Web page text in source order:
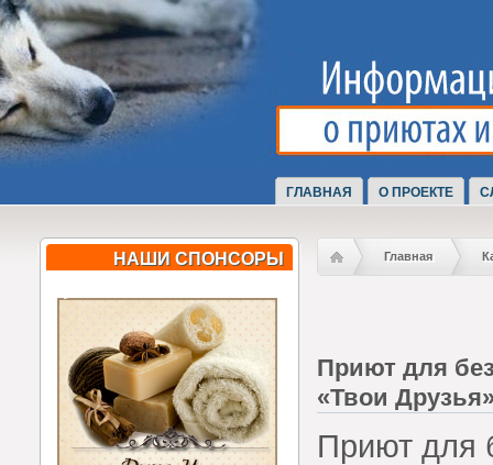
ГЛАВНАЯ О ПРОЕКТЕ
НАШИ СПОНСОРЫ Главная
Приют для
«Твои
Приют для